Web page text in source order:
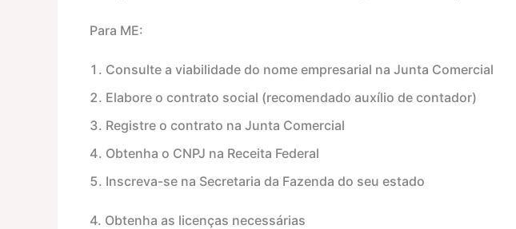
Para ME:
Consulte a viabilidade do nome empresarial na Junta Comercial
Elabore o contrato social (recomendado auxílio de contador)
Registre o contrato na Junta Comercial
Obtenha o CNPJ na Receita Federal
Inscreva-se na Secretaria da Fazenda do seu estado
4. Obtenha as licenças necessárias